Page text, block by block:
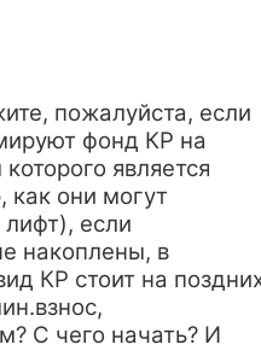
пожалуйста, если
фонд КР на
является
как они могут
если
накоплены, в
КР стоит на
С чего начать? И